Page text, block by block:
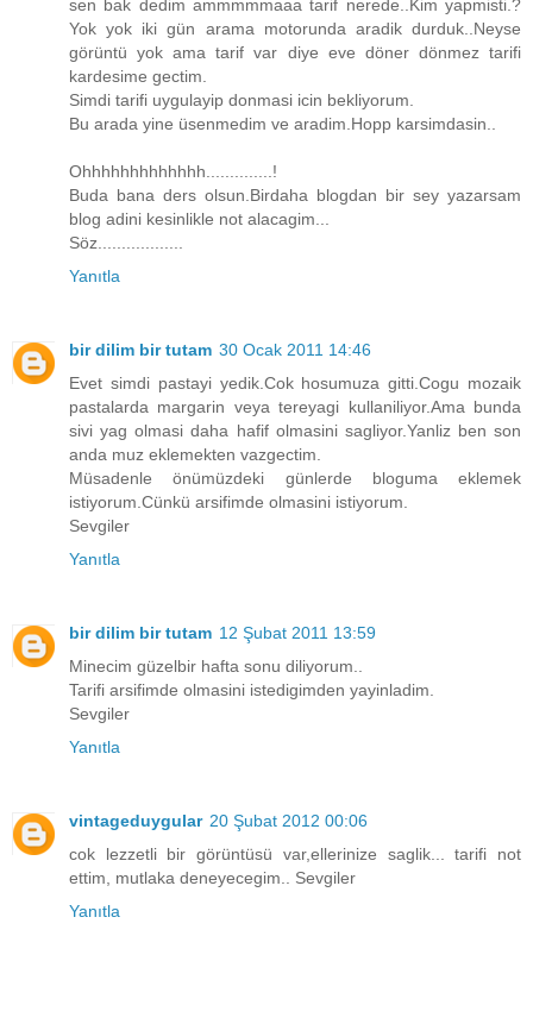
sen bak dedim ammmmmaaa tarif nerede..Kim yapmisti.?
Yok yok iki gün arama motorunda aradik durduk..Neyse
görüntü yok ama tarif var diye eve döner dönmez tarifi
kardesime gectim.
Simdi tarifi uygulayip donmasi icin bekliyorum.
Bu arada yine üsenmedim ve aradim.Hopp karsimdasin..
Ohhhhhhhhhhhhh..............!
Buda bana ders olsun.Birdaha blogdan bir sey yazarsam
blog adini kesinlikle not alacagim...
Söz..................
Yanıtla
bir dilim bir tutam 30 Ocak 2011 14:46
Evet simdi pastayi yedik.Cok hosumuza gitti.Cogu mozaik
pastalarda margarin veya tereyagi kullaniliyor.Ama bunda
sivi yag olmasi daha hafif olmasini sagliyor.Yanliz ben son
anda muz eklemekten vazgectim.
Müsadenle önümüzdeki günlerde bloguma eklemek
istiyorum.Cünkü arsifimde olmasini istiyorum.
Sevgiler
Yanıtla
bir dilim bir tutam 12 Şubat 2011 13:59
Minecim güzelbir hafta sonu diliyorum..
Tarifi arsifimde olmasini istedigimden yayinladim.
Sevgiler
Yanıtla
vintageduygular 20 Şubat 2012 00:06
cok lezzetli bir görüntüsü var,ellerinize saglik... tarifi not
ettim, mutlaka deneyecegim.. Sevgiler
Yanıtla